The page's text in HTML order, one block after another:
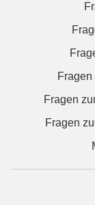
Fragen
Fragen